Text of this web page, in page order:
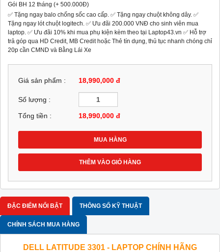
Gói BH 12 tháng (+ 500.000Đ)
✅ Tặng ngay balo chống sốc cao cấp. ✅ Tặng ngay chuột không dây. ✅
Tặng ngay lót chuột logitech. ✅ Ưu đãi 200.000 VNĐ cho sinh viên mua
laptop. ✅ Ưu đãi 10% khi mua phụ kiện kèm theo tại Laptop43.vn ✅ Hỗ trợ
trả góp qua HD Credit, MB Credit hoặc Thẻ tín dụng, thủ tục nhanh chóng chỉ
20p cần CMND và Bằng Lái Xe
Giá sản phẩm : 18,990,000 đ
Số lượng :
Tổng tiền : 18,990,000 đ
MUA HÀNG
THÊM VÀO GIỎ HÀNG
ĐẶC ĐIỂM NỔI BẬT THÔNG SỐ KỸ THUẬT
CHÍNH SÁCH MUA HÀNG
DELL LATITUDE 3301 - LAPTOP CHÍNH HÃNG